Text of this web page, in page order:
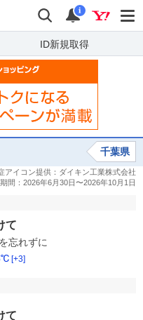
検索 通知
i
ID新規取得
千葉県
て
忘れずに
[+3]
て